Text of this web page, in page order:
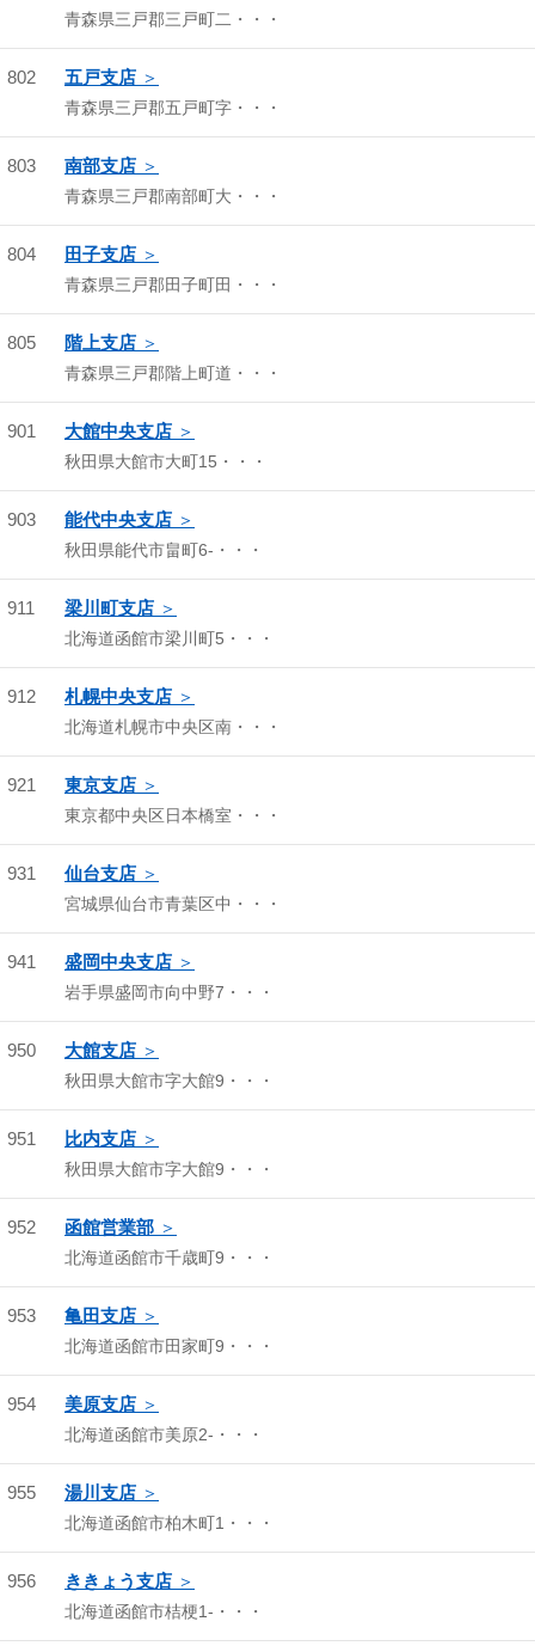
青森県三戸郡三戸町二・・・
802 五戸支店
青森県三戸郡五戸町字・・・
803 南部支店
青森県三戸郡南部町大・・・
804 田子支店
青森県三戸郡田子町田・・・
805 階上支店
青森県三戸郡階上町道・・・
901 大館中央支店
秋田県大館市大町15・・・
903 能代中央支店
秋田県能代市畠町6-・・・
911 梁川町支店
北海道函館市梁川町5・・・
912 札幌中央支店
北海道札幌市中央区南・・・
921 東京支店
東京都中央区日本橋室・・・
931 仙台支店
宮城県仙台市青葉区中・・・
941 盛岡中央支店
岩手県盛岡市向中野7・・・
950 大館支店
秋田県大館市字大館9・・・
951 比内支店
秋田県大館市字大館9・・・
952 函館営業部
北海道函館市千歳町9・・・
953 亀田支店
北海道函館市田家町9・・・
954 美原支店
北海道函館市美原2-・・・
955 湯川支店
北海道函館市柏木町1・・・
956 ききょう支店
北海道函館市桔梗1-・・・